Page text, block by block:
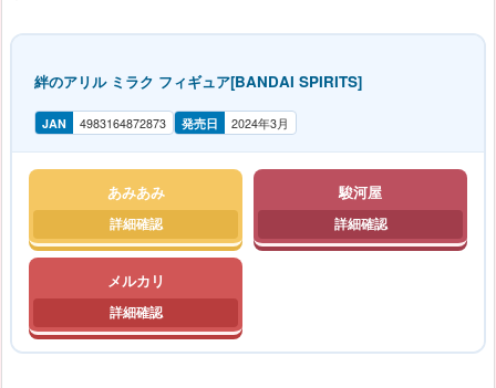
絆のアリル ミラク フィギュア[BANDAI SPIRITS]
JAN 4983164872873 発売日 2024年3月
あみあみ 駿河屋
メルカリ